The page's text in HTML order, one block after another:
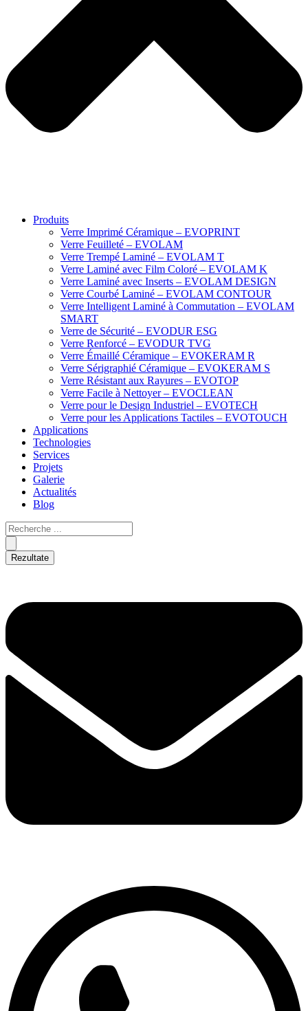
Produits
Verre Imprimé Céramique – EVOPRINT
Verre Feuilleté – EVOLAM
Verre Trempé Laminé – EVOLAM T
Verre Laminé avec Film Coloré – EVOLAM K
Verre Laminé avec Inserts – EVOLAM DESIGN
Verre Courbé Laminé – EVOLAM CONTOUR
Verre Intelligent Laminé à Commutation – EVOLAM
SMART
Verre de Sécurité – EVODUR ESG
Verre Renforcé – EVODUR TVG
Verre Émaillé Céramique – EVOKERAM R
Verre Sérigraphié Céramique – EVOKERAM S
Verre Résistant aux Rayures – EVOTOP
Verre Facile à Nettoyer – EVOCLEAN
Verre pour le Design Industriel – EVOTECH
Verre pour les Applications Tactiles – EVOTOUCH
Applications
Technologies
Services
Projets
Galerie
Actualités
Blog
Rezultate